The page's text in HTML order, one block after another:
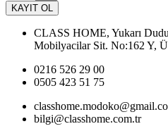
KAYIT OL
CLASS HOME, Yukarı
Mobilyacilar Sit. No:162 Y,
0216 526 29 00
0505 423 51 75
bilgi@classhome.com.tr